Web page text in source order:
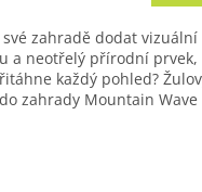
své zahradě dodat vizuální
a neotřelý přírodní prvek,
každý pohled?
zahrady Mountain Wave